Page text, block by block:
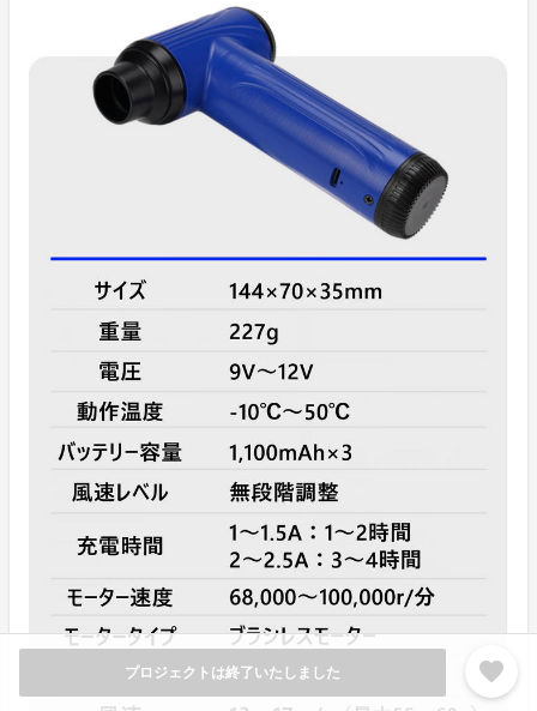
プロジェクトは終了いたしました favorite